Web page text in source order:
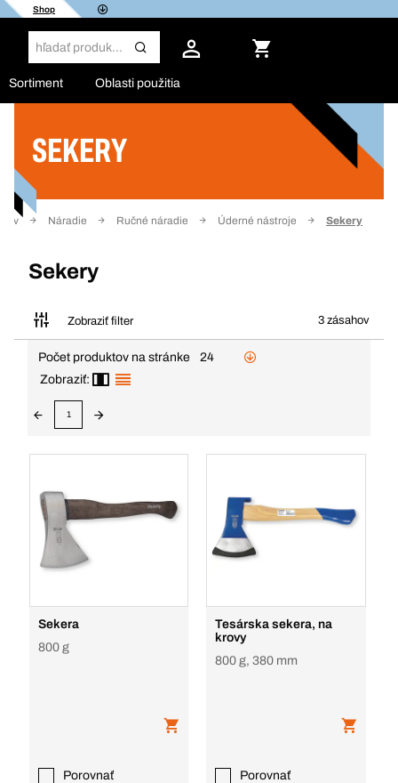
Shop
Sortiment Oblasti použitia
SEKERY
Náradie Ručné náradie Úderné nástroje Sekery
Sekery
Zobraziť filter 3 zásahov
Filter
Počet produktov na stránke
24
Zobraziť:
1
Sekera
800 g
Porovnať
Tesárska sekera, na
krovy
800 g, 380 mm
Porovnať